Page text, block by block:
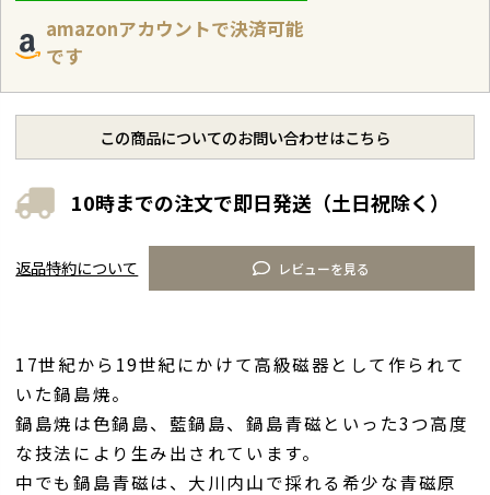
amazonアカウントで決済可能
です
10時までの注文で即日発送（土日祝除く）
この商品についてのお問い合わせはこちら
レビューを見る
返品特約について
17世紀から19世紀にかけて高級磁器として作られて
いた鍋島焼。
鍋島焼は色鍋島、藍鍋島、鍋島青磁といった3つ高度
な技法により生み出されています。
中でも鍋島青磁は、大川内山で採れる希少な青磁原